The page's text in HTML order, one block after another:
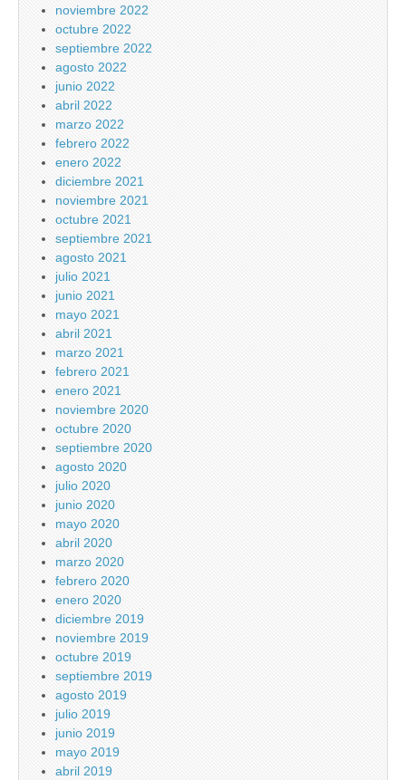
noviembre 2022
octubre 2022
septiembre 2022
agosto 2022
junio 2022
abril 2022
marzo 2022
febrero 2022
enero 2022
diciembre 2021
noviembre 2021
octubre 2021
septiembre 2021
agosto 2021
julio 2021
junio 2021
mayo 2021
abril 2021
marzo 2021
febrero 2021
enero 2021
noviembre 2020
octubre 2020
septiembre 2020
agosto 2020
julio 2020
junio 2020
mayo 2020
abril 2020
marzo 2020
febrero 2020
enero 2020
diciembre 2019
noviembre 2019
octubre 2019
septiembre 2019
agosto 2019
julio 2019
junio 2019
mayo 2019
abril 2019